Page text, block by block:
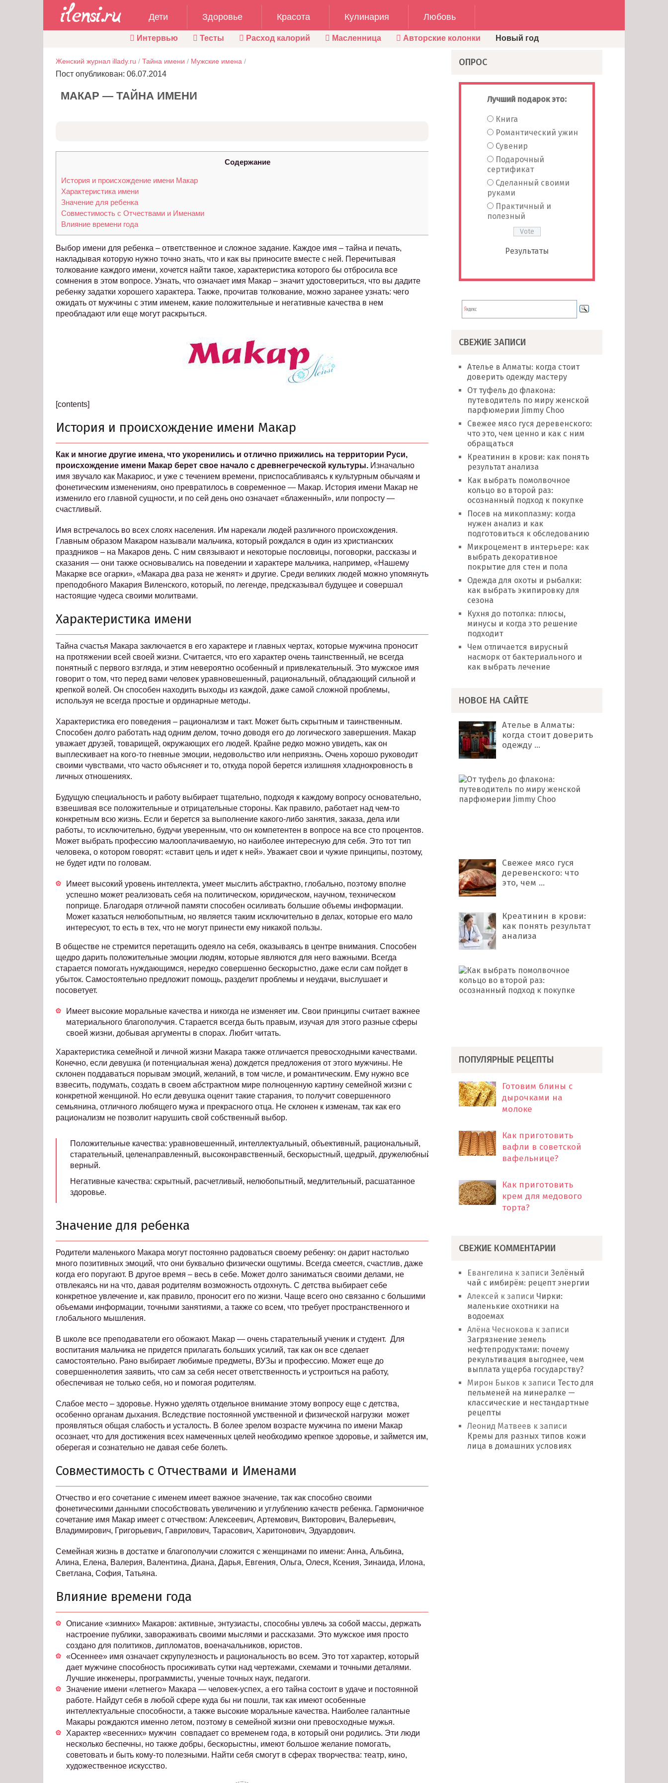
Дети Здоровье Красота Кулинария Любовь
Интервью Тесты Расход калорий Масленница Авторские колонки Новый год
Женский журнал illady.ru / Тайна имени / Мужские имена /
Пост опубликован: 06.07.2014
МАКАР — ТАЙНА ИМЕНИ
Содержание
История и происхождение имени Макар
Характеристика имени
Значение для ребенка
Совместимость с Отчествами и Именами
Влияние времени года
Выбор имени для ребенка – ответственное и сложное задание. Каждое имя – тайна и печать,
накладывая которую нужно точно знать, что и как вы приносите вместе с ней. Перечитывая
толкование каждого имени, хочется найти такое, характеристика которого бы отбросила все
сомнения в этом вопросе. Узнать, что означает имя Макар – значит удостовериться, что вы дадите
ребенку задатки хорошего характера. Также, прочитав толкование, можно заранее узнать: чего
ожидать от мужчины с этим именем, какие положительные и негативные качества в нем
преобладают или еще могут раскрыться.
[contents]
История и происхождение имени Макар
Как и многие другие имена, что укоренились и отлично прижились на территории Руси,
происхождение имени Макар берет свое начало с древнегреческой культуры. Изначально
имя звучало как Макариос, и уже с течением времени, приспосабливаясь к культурным обычаям и
фонетическим изменениям, оно превратилось в современное — Макар. История имени Макар не
изменило его главной сущности, и по сей день оно означает «блаженный», или попросту —
счастливый.
Имя встречалось во всех слоях населения. Им нарекали людей различного происхождения.
Главным образом Макаром называли мальчика, который рождался в один из христианских
праздников – на Макаров день. С ним связывают и некоторые пословицы, поговорки, рассказы и
сказания — они также основывались на поведении и характере мальчика, например, «Нашему
Макарке все огарки», «Макара два раза не женят» и другие. Среди великих людей можно упомянуть
преподобного Макария Виленского, который, по легенде, предсказывал будущее и совершал
настоящие чудеса своими молитвами.
Характеристика имени
Тайна счастья Макара заключается в его характере и главных чертах, которые мужчина проносит
на протяжении всей своей жизни. Считается, что его характер очень таинственный, не всегда
понятный с первого взгляда, и этим невероятно особенный и привлекательный. Это мужское имя
говорит о том, что перед вами человек уравновешенный, рациональный, обладающий сильной и
крепкой волей. Он способен находить выходы из каждой, даже самой сложной проблемы,
используя не всегда простые и ординарные методы.
Характеристика его поведения – рационализм и такт. Может быть скрытным и таинственным.
Способен долго работать над одним делом, точно доводя его до логического завершения. Макар
уважает друзей, товарищей, окружающих его людей. Крайне редко можно увидеть, как он
выплескивает на кого-то гневные эмоции, недовольство или неприязнь. Очень хорошо руководит
своими чувствами, что часто объясняет и то, откуда порой берется излишняя хладнокровность в
личных отношениях.
Будущую специальность и работу выбирает тщательно, подходя к каждому вопросу основательно,
взвешивая все положительные и отрицательные стороны. Как правило, работает над чем-то
конкретным всю жизнь. Если и берется за выполнение какого-либо занятия, заказа, дела или
работы, то исключительно, будучи уверенным, что он компетентен в вопросе на все сто процентов.
Может выбрать профессию малооплачиваемую, но наиболее интересную для себя. Это тот тип
человека, о котором говорят: «ставит цель и идет к ней». Уважает свои и чужие принципы, поэтому,
не будет идти по головам.
Имеет высокий уровень интеллекта, умеет мыслить абстрактно, глобально, поэтому вполне
успешно может реализовать себя на политическом, юридическом, научном, техническом
поприще. Благодаря отличной памяти способен осиливать большие объемы информации.
Может казаться нелюбопытным, но является таким исключительно в делах, которые его мало
интересуют, то есть в тех, что не могут принести ему никакой пользы.
В обществе не стремится перетащить одеяло на себя, оказываясь в центре внимания. Способен
щедро дарить положительные эмоции людям, которые являются для него важными. Всегда
старается помогать нуждающимся, нередко совершенно бескорыстно, даже если сам пойдет в
убыток. Самостоятельно предложит помощь, разделит проблемы и неудачи, выслушает и
посоветует.
Имеет высокие моральные качества и никогда не изменяет им. Свои принципы считает важнее
материального благополучия. Старается всегда быть правым, изучая для этого разные сферы
своей жизни, добывая аргументы в спорах. Любит читать.
Характеристика семейной и личной жизни Макара также отличается превосходными качествами.
Конечно, если девушка (и потенциальная жена) дождется предложения от этого мужчины. Не
склонен поддаваться порывам эмоций, желаний, в том числе, и романтическим. Ему нужно все
взвесить, подумать, создать в своем абстрактном мире полноценную картину семейной жизни с
конкретной женщиной. Но если девушка оценит такие старания, то получит совершенного
семьянина, отличного любящего мужа и прекрасного отца. Не склонен к изменам, так как его
рационализм не позволит нарушить свой собственный выбор.
Положительные качества: уравновешенный, интеллектуальный, объективный, рациональный,
старательный, целенаправленный, высоконравственный, бескорыстный, щедрый, дружелюбный,
верный.
Негативные качества: скрытный, расчетливый, нелюбопытный, медлительный, расшатанное
здоровье.
Значение для ребенка
Родители маленького Макара могут постоянно радоваться своему ребенку: он дарит настолько
много позитивных эмоций, что они буквально физически ощутимы. Всегда смеется, счастлив, даже
когда его поругают. В другое время – весь в себе. Может долго заниматься своими делами, не
отвлекаясь ни на что, давая родителям возможность отдохнуть. С детства выбирает себе
конкретное увлечение и, как правило, проносит его по жизни. Чаще всего оно связанно с большими
объемами информации, точными занятиями, а также со всем, что требует пространственного и
глобального мышления.
В школе все преподаватели его обожают. Макар — очень старательный ученик и студент. Для
воспитания мальчика не придется прилагать больших усилий, так как он все сделает
самостоятельно. Рано выбирает любимые предметы, ВУЗы и профессию. Может еще до
совершеннолетия заявить, что сам за себя несет ответственность и устроиться на работу,
обеспечивая не только себя, но и помогая родителям.
Слабое место – здоровье. Нужно уделять отдельное внимание этому вопросу еще с детства,
особенно органам дыхания. Вследствие постоянной умственной и физической нагрузки может
проявляться общая слабость и усталость. В более зрелом возрасте мужчина по имени Макар
осознает, что для достижения всех намеченных целей необходимо крепкое здоровье, и займется им,
оберегая и сознательно не давая себе болеть.
Совместимость с Отчествами и Именами
Отчество и его сочетание с именем имеет важное значение, так как способно своими
фонетическими данными способствовать увеличению и углублению качеств ребенка. Гармоничное
сочетание имя Макар имеет с отчеством: Алексеевич, Артемович, Викторович, Валерьевич,
Владимирович, Григорьевич, Гаврилович, Тарасович, Харитонович, Эдуардович.
Семейная жизнь в достатке и благополучии сложится с женщинами по имени: Анна, Альбина,
Алина, Елена, Валерия, Валентина, Диана, Дарья, Евгения, Ольга, Олеся, Ксения, Зинаида, Илона,
Светлана, София, Татьяна.
Влияние времени года
Описание «зимних» Макаров: активные, энтузиасты, способны увлечь за собой массы, держать
настроение публики, завораживать своими мыслями и рассказами. Это мужское имя просто
создано для политиков, дипломатов, военачальников, юристов.
«Осеннее» имя означает скрупулезность и рациональность во всем. Это тот характер, который
дает мужчине способность просиживать сутки над чертежами, схемами и точными деталями.
Лучшие инженеры, программисты, ученые точных наук, педагоги.
Значение имени «летнего» Макара — человек-успех, а его тайна состоит в удаче и постоянной
работе. Найдут себя в любой сфере куда бы ни пошли, так как имеют особенные
интеллектуальные способности, а также высокие моральные качества. Наиболее галантные
Макары рождаются именно летом, поэтому в семейной жизни они превосходные мужья.
Характер «весенних» мужчин совпадает со временем года, в который они родились. Эти люди
несколько беспечны, но также добры, бескорыстны, имеют большое желание помогать,
советовать и быть кому-то полезными. Найти себя смогут в сферах творчества: театр, кино,
художественное искусство.
ОПРОС
Лучший подарок это:
Книга
Романтический ужин
Сувенир
Подарочный
сертификат
Сделанный своими
руками
Практичный и
полезный
Результаты
СВЕЖИЕ ЗАПИСИ
Ателье в Алматы: когда стоит
доверить одежду мастеру
От туфель до флакона:
путеводитель по миру женской
парфюмерии Jimmy Choo
Свежее мясо гуся деревенского:
что это, чем ценно и как с ним
обращаться
Креатинин в крови: как понять
результат анализа
Как выбрать помолвочное
кольцо во второй раз:
осознанный подход к покупке
Посев на микоплазму: когда
нужен анализ и как
подготовиться к обследованию
Микроцемент в интерьере: как
выбрать декоративное
покрытие для стен и пола
Одежда для охоты и рыбалки:
как выбрать экипировку для
сезона
Кухня до потолка: плюсы,
минусы и когда это решение
подходит
Чем отличается вирусный
насморк от бактериального и
как выбрать лечение
НОВОЕ НА САЙТЕ
Ателье в Алматы:
когда стоит доверить
одежду …
Свежее мясо гуся
деревенского: что
это, чем …
Креатинин в крови:
как понять результат
анализа
ПОПУЛЯРНЫЕ РЕЦЕПТЫ
Готовим блины с
дырочками на
молоке
Как приготовить
вафли в советской
вафельнице?
Как приготовить
крем для медового
торта?
СВЕЖИЕ КОММЕНТАРИИ
Евангелина к записиЗелёный
чай с имбирём: рецепт энергии
Алексей к записи Чирки:
маленькие охотники на
водоемах
Алёна Чеснокова к записи
Загрязнение земель
нефтепродуктами: почему
рекультивация выгоднее, чем
выплата ущерба государству?
Мирон Быков к записи Тесто для
пельменей на минералке —
классические и нестандартные
рецепты
Леонид Матвеев к записи
Кремы для разных типов кожи
лица в домашних условиях